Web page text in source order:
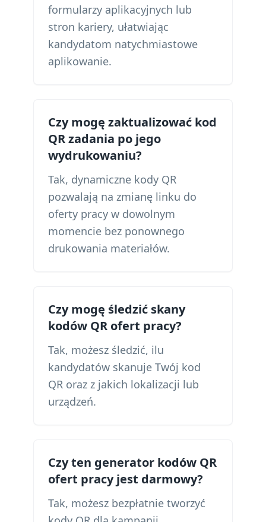
formularzy aplikacyjnych lub
stron kariery, ułatwiając
kandydatom natychmiastowe
aplikowanie.
Czy mogę zaktualizować kod
QR zadania po jego
wydrukowaniu?
Tak, dynamiczne kody QR
pozwalają na zmianę linku do
oferty pracy w dowolnym
momencie bez ponownego
drukowania materiałów.
Czy mogę śledzić skany
kodów QR ofert pracy?
Tak, możesz śledzić, ilu
kandydatów skanuje Twój kod
QR oraz z jakich lokalizacji lub
urządzeń.
Czy ten generator kodów QR
ofert pracy jest darmowy?
Tak, możesz bezpłatnie tworzyć